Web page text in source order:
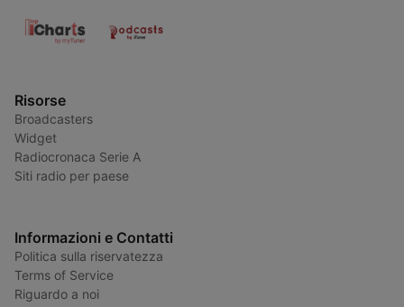
Risorse
Broadcasters
Widget
Radiocronaca Serie A
Siti radio per paese
Informazioni e Contatti
Politica sulla riservatezza
Terms of Service
Riguardo a noi